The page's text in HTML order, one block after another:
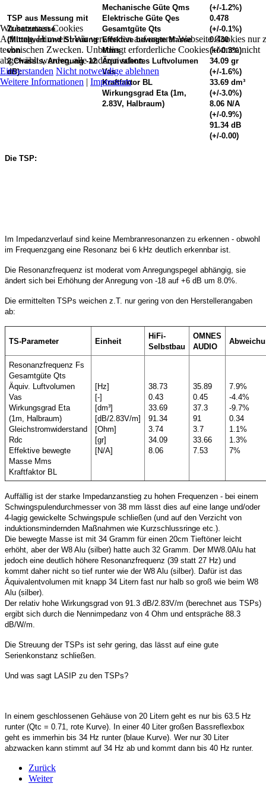
TSP aus Messung mit
Zusatzmasse
(Mittelwert und Streuung
von
2 Chassis, Anregung -12
dB):
Mechanische Güte Qms
Elektrische Güte Qes
Gesamtgüte Qts
Effektive bewegte Masse
Mms
Äquivalentes Luftvolumen
Vas
Kraftfaktor BL
Wirkungsgrad Eta (1m,
2.83V, Halbraum)
(+/-1.2%)
0.478
(+/-0.1%)
0.430
(+/-0.3%)
34.09 gr
(+/-1.6%)
33.69 dm³
(+/-3.0%)
8.06 N/A
(+/-0.9%)
91.34 dB
(+/-0.00)
Die TSP:
Im Impedanzverlauf sind keine Membranresonanzen zu erkennen - obwohl
im Frequenzgang eine Resonanz bei 6 kHz deutlich erkennbar ist.
Die Resonanzfrequenz ist moderat vom Anregungspegel abhängig, sie
ändert sich bei Erhöhung der Anregung von -18 auf +6 dB um 8.0%.
Die ermittelten TSPs weichen z.T. nur gering von den Herstellerangaben
ab:
TS-Parameter Einheit
HiFi-
Selbstbau
OMNES
AUDIO
Resonanzfrequenz Fs
Gesamtgüte Qts
Äquiv. Luftvolumen
Vas
Wirkungsgrad Eta
(1m, Halbraum)
Gleichstromwiderstand
Rdc
Effektive bewegte
Masse Mms
Kraftfaktor BL
[Hz]
[-]
[dm³]
[dB/2.83V/m]
[Ohm]
[gr]
[N/A]
38.73
0.43
33.69
91.34
3.74
34.09
8.06
35.89
0.45
37.3
91
3.7
33.66
7.53
7.9%
-4.4%
-9.7%
0.34
1.1%
1.3%
7%
Auffällig ist der starke Impedanzanstieg zu hohen Frequenzen - bei einem
Schwingspulendurchmesser von 38 mm lässt dies auf eine lange und/oder
4-lagig gewickelte Schwingspule schließen (und auf den Verzicht von
induktionsmindernden Maßnahmen wie Kurzschlussringe etc.).
Die bewegte Masse ist mit 34 Gramm für einen 20cm Tieftöner leicht
erhöht, aber der W8 Alu (silber) hatte auch 32 Gramm. Der MW8.0Alu hat
jedoch eine deutlich höhere Resonanzfrequenz (39 statt 27 Hz) und
kommt daher nicht so tief runter wie der W8 Alu (silber). Dafür ist das
Äquivalentvolumen mit knapp 34 Litern fast nur halb so groß wie beim W8
Alu (silber).
Der relativ hohe Wirkungsgrad von 91.3 dB/2.83V/m (berechnet aus TSPs)
ergibt sich durch die Nennimpedanz von 4 Ohm und entspräche 88.3
dB/W/m.
Die Streuung der TSPs ist sehr gering, das lässt auf eine gute
Serienkonstanz schließen.
Und was sagt LASIP zu den TSPs?
In einem geschlossenen Gehäuse von 20 Litern geht es nur bis 63.5 Hz
runter (Qtc = 0.71, rote Kurve). In einer 40 Liter großen Bassreflexbox
geht es immerhin bis 34 Hz runter (blaue Kurve). Wer nur 30 Liter
abzwacken kann stimmt auf 34 Hz ab und kommt dann bis 40 Hz runter.
Zurück
Weiter
Wir benutzen Cookies
Achtung, Hinweis! Wir verwenden auf unserer Webseite Cookies nur
technischen Zwecken. Unbedingt erforderliche Cookies können nicht
abgewählt werden, alle anderen schon.
Einverstanden Nicht notwendige ablehnen
Weitere Informationen | Impressum